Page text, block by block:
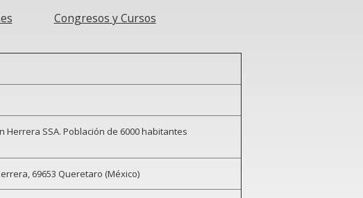
Congresos y Cursos
Herrera SSA. Población de 6000 habitantes
69653 Queretaro (México)